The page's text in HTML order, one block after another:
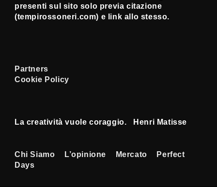
presenti sul sito solo previa citazione
(tempirossoneri.com) e link allo stesso.
Partners
Cookie Policy
La creatività vuole coraggio. Henri Matisse
Menu
Footer
Chi Siamo L’opinione Mercato
Perfect
Days